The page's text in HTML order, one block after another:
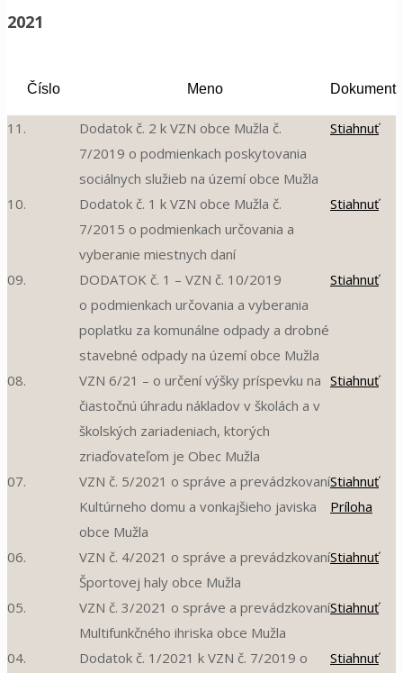
2021
Číslo Meno Dokument
11.
Dodatok č. 2 k VZN obce Mužla č.
7/2019 o podmienkach poskytovania
sociálnych služieb na území obce Mužla
Stiahnuť
10.
Dodatok č. 1 k VZN obce Mužla č.
7/2015 o podmienkach určovania a
vyberanie miestnych daní
Stiahnuť
09.
DODATOK č. 1 – VZN č. 10/2019
o podmienkach určovania a vyberania
poplatku za komunálne odpady a drobné
stavebné odpady na území obce Mužla
Stiahnuť
08.
VZN 6/21 – o určení výšky príspevku na
čiastočnú úhradu nákladov v školách a v
školských zariadeniach, ktorých
zriaďovateľom je Obec Mužla
Stiahnuť
07.
VZN č. 5/2021 o správe a prevádzkovaní
Kultúrneho domu a vonkajšieho javiska
obce Mužla
Stiahnuť
Príloha
06.
VZN č. 4/2021 o správe a prevádzkovaní
Športovej haly obce Mužla
Stiahnuť
05.
VZN č. 3/2021 o správe a prevádzkovaní
Multifunkčného ihriska obce Mužla
Stiahnuť
04.
Dodatok č. 1/2021 k VZN č. 7/2019 o
Stiahnuť